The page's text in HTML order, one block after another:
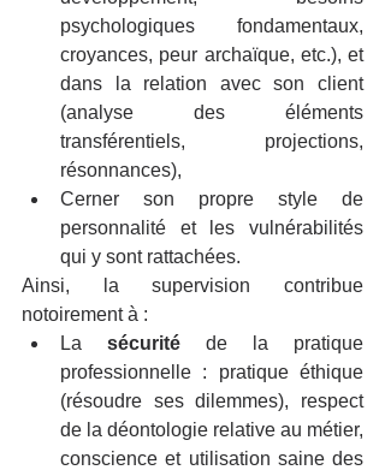
psychologiques fondamentaux,
croyances, peur archaïque, etc.), et
dans la relation avec son client
(analyse des éléments
transférentiels, projections,
résonnances),
Cerner son propre style de
personnalité et les vulnérabilités
qui y sont rattachées.
Ainsi, la supervision contribue
notoirement à :
La sécurité de la pratique
professionnelle : pratique éthique
(résoudre ses dilemmes), respect
de la déontologie relative au métier,
conscience et utilisation saine des